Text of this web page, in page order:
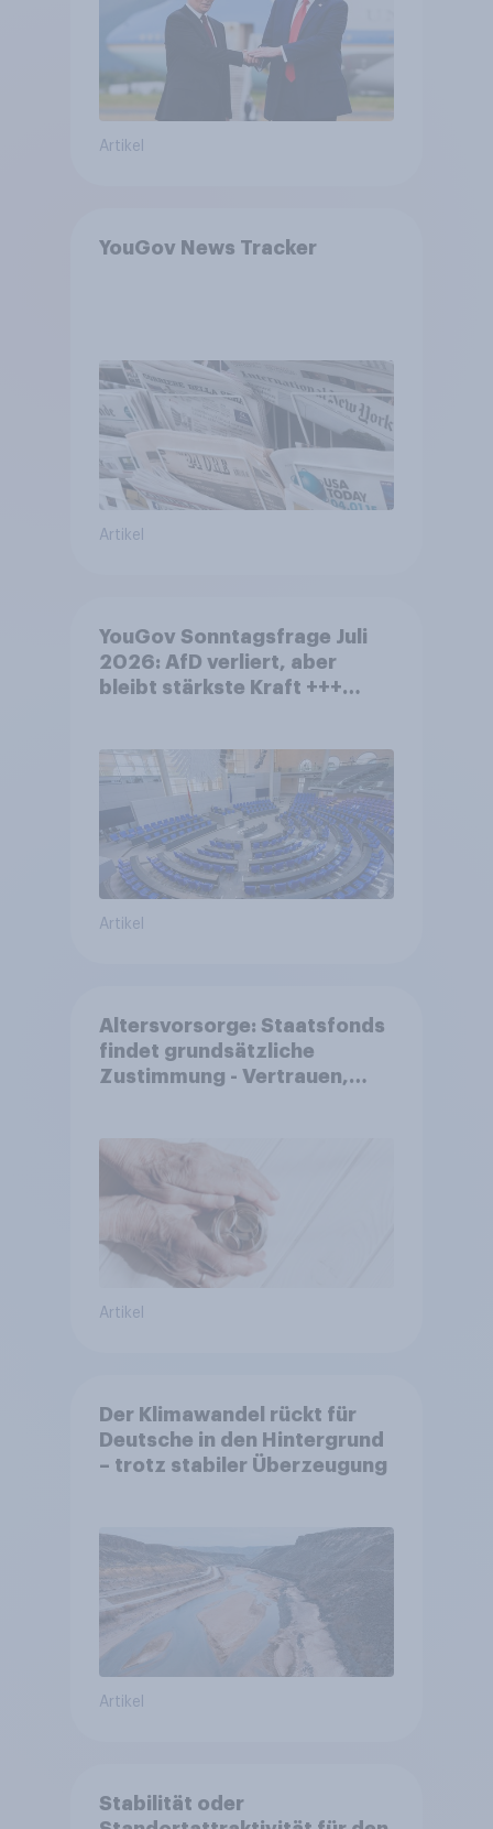
bewerten
Artikel
YouGov News Tracker
Artikel
YouGov Sonntagsfrage Juli
2026: AfD verliert, aber
bleibt stärkste Kraft +++
Artikel
Altersvorsorge: Staatsfonds
findet grundsätzliche
Zustimmung - Vertrauen,
Akzeptanz
Artikel
Der Klimawandel rückt für
Deutsche in den Hintergrund
– trotz stabiler Überzeugung
Artikel
Stabilität oder